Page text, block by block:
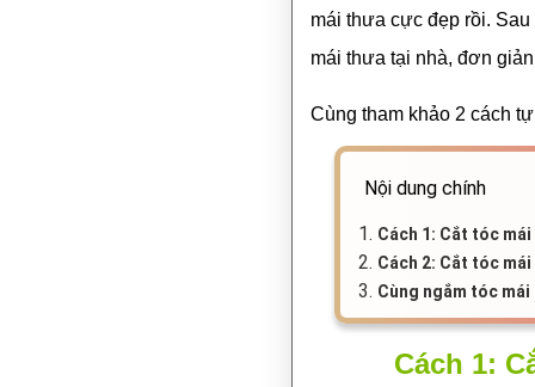
mái thưa cực đẹp rồi.
mái thưa tại nhà, đơn
Cùng tham khảo 2 cách
Nội dung chính
1. Cách 1: Cắt tóc
2. Cách 2: Cắt tóc
3. Cùng ngắm tóc
Cách 1: